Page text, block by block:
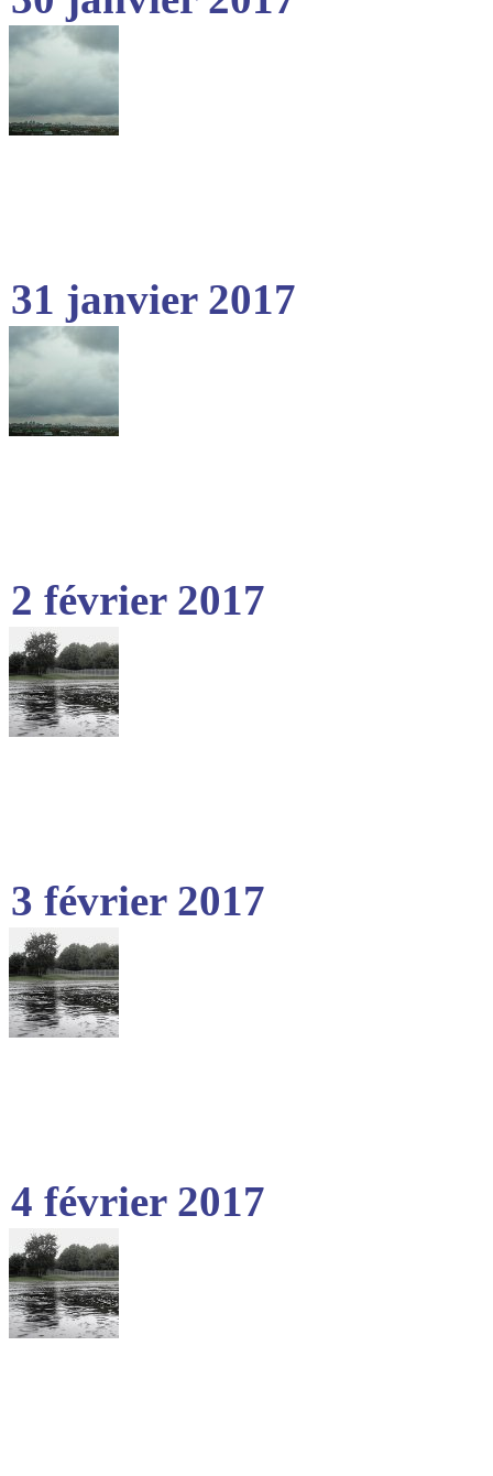
31 janvier 2017
2 février 2017
3 février 2017
4 février 2017